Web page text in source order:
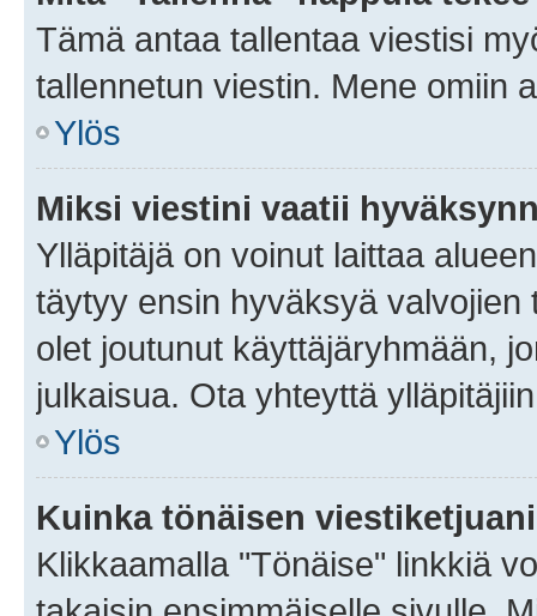
Tämä antaa tallentaa viestisi
tallennetun viestin. Mene omiin
Ylös
Miksi viestini vaatii
Ylläpitäjä on voinut laittaa
täytyy ensin hyväksyä
olet joutunut käyttäjäryhmään,
julkaisua. Ota yhteyttä
Ylös
Kuinka tönäisen
Klikkaamalla "Tönäise" linkkiä